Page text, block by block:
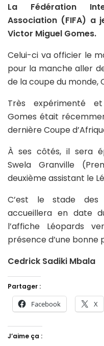
La Fédération
Association (FIFA) a
Victor Miguel Gomes.
Celui-ci va officier le
pour la manche aller
de la coupe du monde,
Très expérimenté
Gomes était
dernière Coupe
À ses côtés, il sera
Swela Granville
deuxième assistant le
C’est le stade des
accueillera en date
l’affiche Léopards
présence d’une bonne
Cedrick Sadiki Mbala
Partager :
Facebook X
J’aime ça :